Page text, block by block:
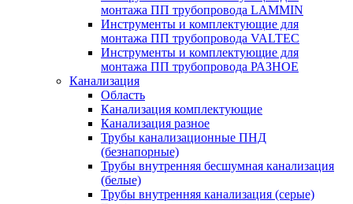
монтажа ПП трубопровода LAMMIN
Инструменты и комплектующие для
монтажа ПП трубопровода VALTEC
Инструменты и комплектующие для
монтажа ПП трубопровода РАЗНОЕ
Канализация
Область
Канализация комплектующие
Канализация разное
Трубы канализационные ПНД
(безнапорные)
Трубы внутренняя бесшумная канализация
(белые)
Трубы внутренняя канализация (серые)